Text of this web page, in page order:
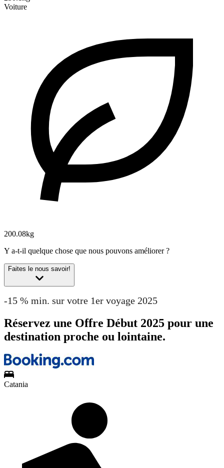
Voiture
200.08kg
Y a-t-il quelque chose que nous pouvons améliorer ?
Faites le nous savoir!
-15 % min. sur votre 1er voyage 2025
Réservez une Offre Début 2025 pour une
destination proche ou lointaine.
Catania